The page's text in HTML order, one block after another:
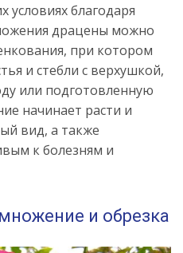
благодаря
драцены можно
при котором
и стебли с верхушкой,
или подготовленную
начинает расти и
вид, а также
к болезням и
и обрезка